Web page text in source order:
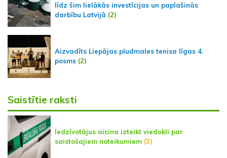
līdz šim lielākās investīcijas un paplašinās
darbību Latvijā (2)
Aizvadīts Liepājas pludmales tenisa līgas 4.
posms (2)
Saistītie raksti
Iedzīvotājus aicina izteikt viedokli par
saistošajiem noteikumiem (3)